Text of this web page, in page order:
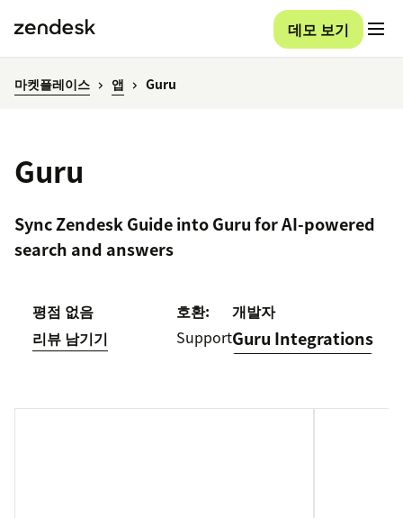
데모 보기
마켓플레이스 앱 Guru
Guru
Sync Zendesk Guide into Guru for AI-powered
search and answers
평점 없음
리뷰 남기기
호환:
Support
개발자
Guru Integrations